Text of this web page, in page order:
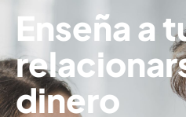
Enseña a
dinero